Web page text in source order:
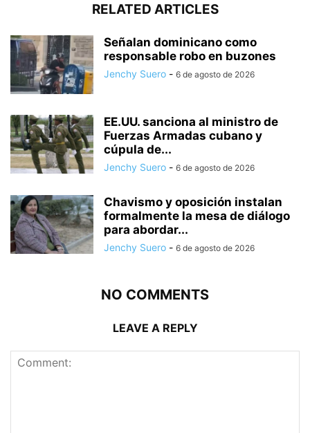
RELATED ARTICLES
Señalan dominicano como
responsable robo en buzones
Jenchy Suero - 6 de agosto de 2026
EE.UU. sanciona al ministro de
Fuerzas Armadas cubano y
cúpula de...
Jenchy Suero - 6 de agosto de 2026
Chavismo y oposición instalan
formalmente la mesa de diálogo
para abordar...
Jenchy Suero - 6 de agosto de 2026
NO COMMENTS
LEAVE A REPLY